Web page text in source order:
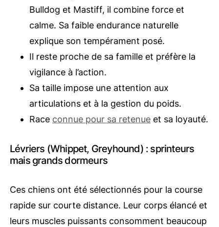
Bulldog et Mastiff, il combine force et
calme. Sa faible endurance naturelle
explique son tempérament posé.
Il reste proche de sa famille et préfère la
vigilance à l’action.
Sa taille impose une attention aux
articulations et à la gestion du poids.
Race connue pour sa retenue et sa loyauté.
Lévriers (Whippet, Greyhound) : sprinteurs
mais grands dormeurs
Ces chiens ont été sélectionnés pour la course
rapide sur courte distance. Leur corps élancé et
leurs muscles puissants consomment beaucoup